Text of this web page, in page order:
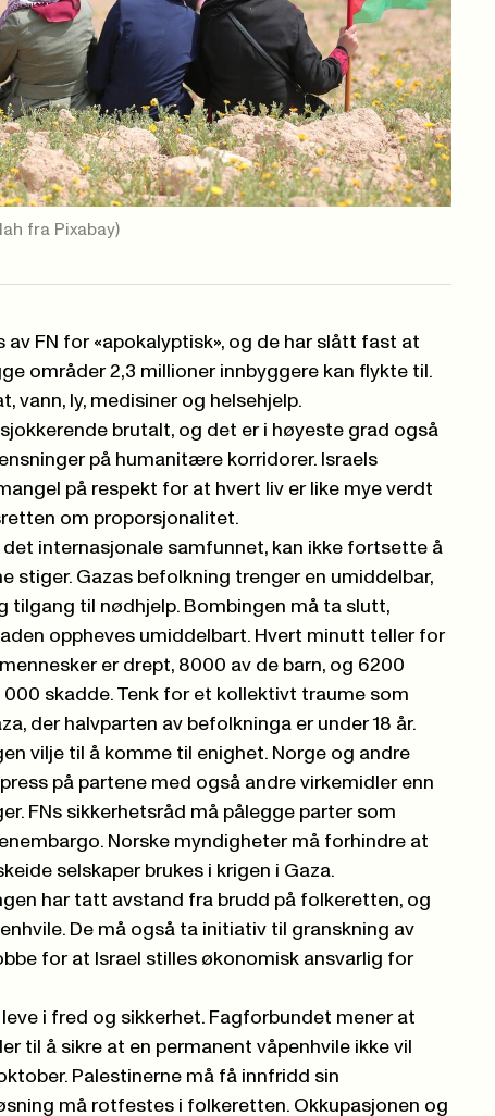
fra Pixabay)
av FN for «apokalyptisk», og de har slått fast at
områder 2,3 millioner innbyggere kan flykte til.
vann, ly, medisiner og helsehjelp.
brutalt, og det er i høyeste grad også
på humanitære korridorer. Israels
på respekt for at hvert liv er like mye verdt
om proporsjonalitet.
det internasjonale samfunnet, kan ikke fortsette å
stiger. Gazas befolkning trenger en umiddelbar,
tilgang til nødhjelp. Bombingen må ta slutt,
oppheves umiddelbart. Hvert minutt teller for
er drept, 8000 av de barn, og 6200
000 skadde. Tenk for et kollektivt traume som
der halvparten av befolkninga er under 18 år.
vilje til å komme til enighet. Norge og andre
på partene med også andre virkemidler enn
FNs sikkerhetsråd må pålegge parter som
Norske myndigheter må forhindre at
selskaper brukes i krigen i Gaza.
har tatt avstand fra brudd på folkeretten, og
De må også ta initiativ til granskning av
for at Israel stilles økonomisk ansvarlig for
i fred og sikkerhet. Fagforbundet mener at
til å sikre at en permanent våpenhvile ikke vil
Palestinerne må få innfridd sin
må rotfestes i folkeretten. Okkupasjonen og